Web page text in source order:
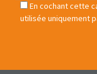
En cochant cette
utilisée uniquement